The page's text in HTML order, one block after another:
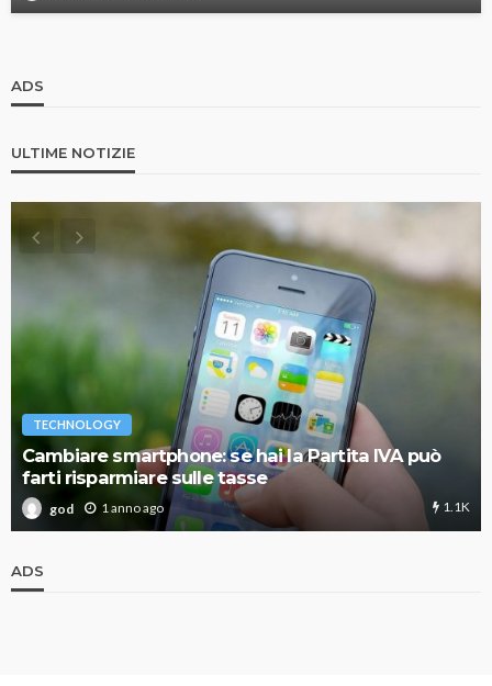
ADS
ULTIME NOTIZIE
TECHNOLOGY
Cambiare smartphone: se hai la Partita IVA può
farti risparmiare sulle tasse
god 1 anno ago 1.1K
ADS